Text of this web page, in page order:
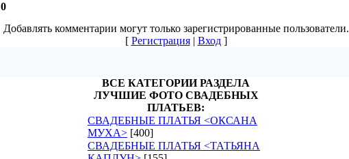
0
Добавлять комментарии могут только зарегистрированные пользователи.
[ Регистрация| Вход]
ВСЕ КАТЕГОРИИ РАЗДЕЛА
ЛУЧШИЕ ФОТО СВАДЕБНЫХ
ПЛАТЬЕВ:
СВАДЕБНЫЕ ПЛАТЬЯ <ОКСАНА
МУХА> [400]
СВАДЕБНЫЕ ПЛАТЬЯ <ТАТЬЯНА